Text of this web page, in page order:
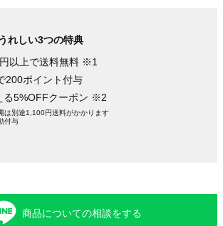
れしい3つの特典
以上で送料無料 ※1
200ポイント付与
る5%OFFクーポン ※2
は別途1,100円送料がかかります
付与
商品についての相談をする